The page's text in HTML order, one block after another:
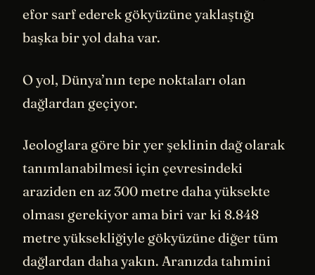
efor sarf ederek gökyüzüne yaklaştığı
başka bir yol daha var.
O yol, Dünya’nın tepe noktaları olan
dağlardan geçiyor.
Jeologlara göre bir yer şeklinin dağ olarak
tanımlanabilmesi için çevresindeki
araziden en az 300 metre daha yüksekte
olması gerekiyor ama biri var ki 8.848
metre yüksekliğiyle gökyüzüne diğer tüm
dağlardan daha yakın. Aranızda tahmini